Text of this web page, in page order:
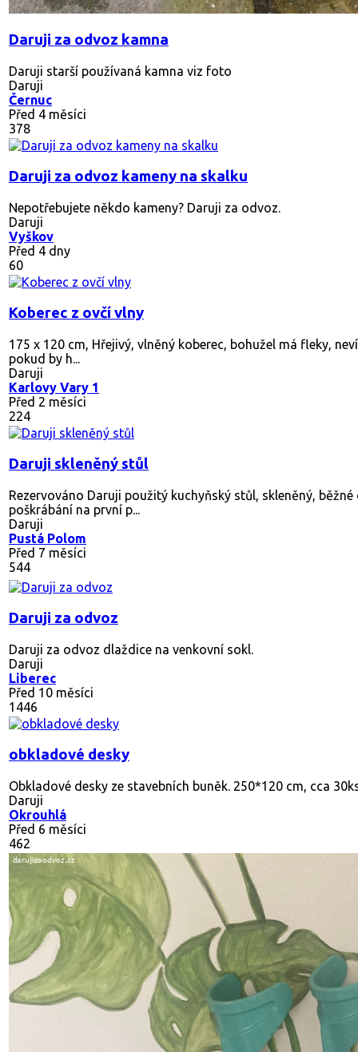
Daruji za odvoz kamna
Daruji starší používaná kamna viz foto
Daruji
Černuc
Před 4 měsíci
378
Daruji za odvoz kameny na skalku
Nepotřebujete někdo kameny? Daruji za odvoz.
Daruji
Vyškov
Před 4 dny
60
Koberec z ovčí vlny
175 x 120 cm, Hřejivý, vlněný koberec, bohužel má fleky,
pokud by h...
Daruji
Karlovy Vary 1
Před 2 měsíci
224
Daruji skleněný stůl
Rezervováno Daruji použitý kuchyňský stůl, skleněný,
poškrábání na první p...
Daruji
Pustá Polom
Před 7 měsíci
544
Daruji za odvoz
Daruji za odvoz dlaždice na venkovní sokl.
Daruji
Liberec
Před 10 měsíci
1446
obkladové desky
Obkladové desky ze stavebních buněk. 250*120 cm, cca
Daruji
Okrouhlá
Před 6 měsíci
462